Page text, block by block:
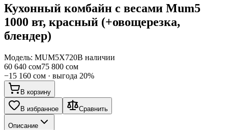
Кухонный комбайн с весами Mum5
1000 вт, красный (+овощерезка,
блендер)
Модель: MUM5X720В наличии
60 640 сом75 800 сом
−15 160 сом · выгода 20%
В корзину
В избранное Сравнить
Описание